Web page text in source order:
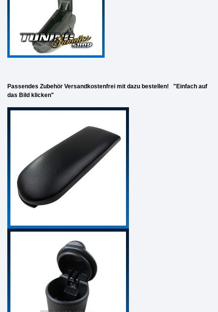
Passendes Zubehör Versandkostenfrei mit dazu bestellen! "Einfach auf
das Bild klicken"